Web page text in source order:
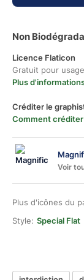
Non
Licence Flaticon
Gratuit pour
Plus
Créditer le
Comment
Voir
Plus d'icônes du
Style: Special Flat